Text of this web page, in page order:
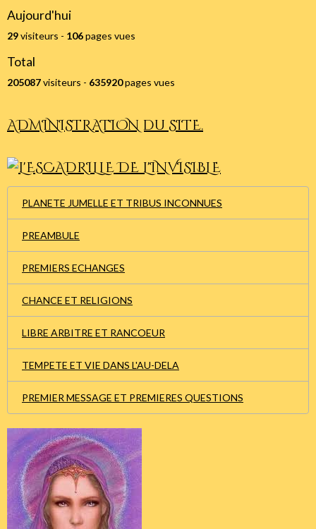
Aujourd'hui
29visiteurs - 106pages vues
Total
205087visiteurs - 635920pages vues
ADMINISTRATION du SITE.
PLANETE JUMELLE ET TRIBUS INCONNUES
PREAMBULE
PREMIERS ECHANGES
CHANCE ET RELIGIONS
LIBRE ARBITRE ET RANCOEUR
TEMPETE ET VIE DANS L'AU-DELA
PREMIER MESSAGE ET PREMIERES QUESTIONS